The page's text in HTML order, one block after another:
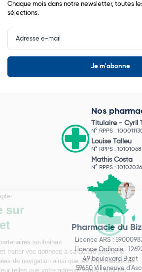
Chaque mois dans notre newsletter, toutes
sélections.
Input
Newsletter
Nos
Titulaire - Cyril
N° RPPS :
Louise Talleu
N° RPPS :
Mathis Costa
N° RPPS :
Pharmacie du
Licence ARS :
Licence Ordinale :
49 boulevard Bizet
59650 Villeneuve